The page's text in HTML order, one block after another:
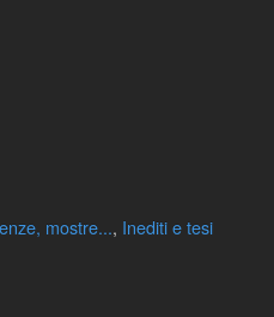
mostre..., Inediti e tesi